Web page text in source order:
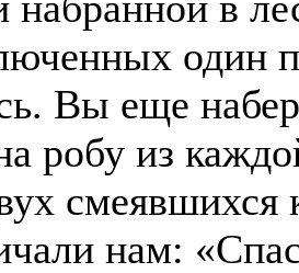
один
Вы еще
робу из
нам: